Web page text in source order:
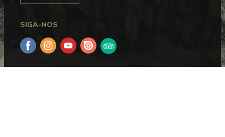
SIGA-NOS
FacebookInstagramYouTube
Issuu Trip
Advisor